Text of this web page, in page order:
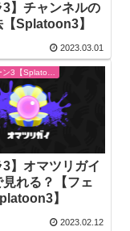
3】チャンネルの
Splatoon3】
2023.03.01
スプラトゥーン3【Splatoon3】
3】オマツリガイ
見れる？【フェ
】
2023.02.12